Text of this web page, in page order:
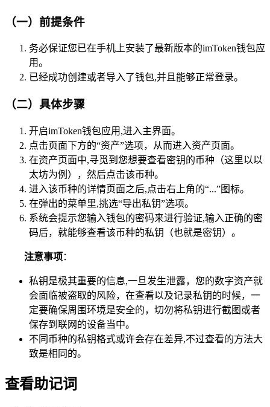
（一）前提条件
务必保证您已在手机上安装了最新版本的imToken钱包应
用。
已经成功创建或者导入了钱包,并且能够正常登录。
（二）具体步骤
开启imToken钱包应用,进入主界面。
点击页面下方的“资产”选项，从而进入资产页面。
在资产页面中,寻觅到您想要查看密钥的币种（这里以以
太坊为例），然后点击该币种。
进入该币种的详情页面之后,点击右上角的“...”图标。
在弹出的菜单里,挑选“导出私钥”选项。
系统会提示您输入钱包的密码来进行验证,输入正确的密
码后，就能够查看该币种的私钥（也就是密钥）。
注意事项 ：
私钥是极其重要的信息,一旦发生泄露，您的数字资产就
会面临被盗取的风险，在查看以及记录私钥的时候，一
定要确保周围环境是安全的，切勿将私钥进行截图或者
保存到联网的设备当中。
不同币种的私钥格式或许会存在差异,不过查看的方法大
致是相同的。
查看助记词